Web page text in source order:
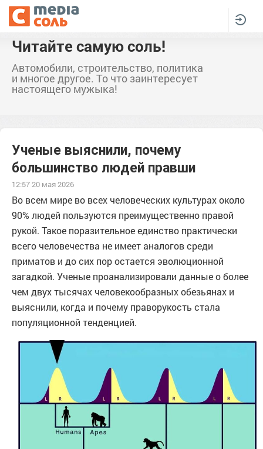
Читайте самую соль!
Автомобили, строительство, политика
и многое другое. То что заинтересует
настоящего мужыка!
Ученые выяснили, почему
большинство людей правши
12:57 20 мая 2026
Во всем мире во всех человеческих культурах около
90% людей пользуются преимущественно правой
рукой. Такое поразительное единство практически
всего человечества не имеет аналогов среди
приматов и до сих пор остается эволюционной
загадкой. Ученые проанализировали данные о более
чем двух тысячах человекообразных обезьянах и
выяснили, когда и почему праворукость стала
популяционной тенденцией.